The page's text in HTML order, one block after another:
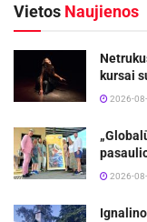
Vietos Naujienos
kursai
2026-
2026-